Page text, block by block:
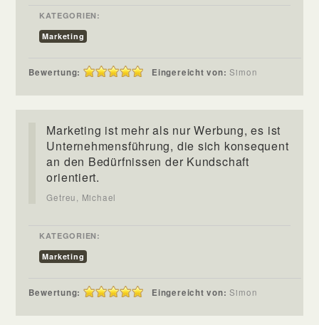
KATEGORIEN:
Marketing
Bewertung: Eingereicht von:Simon
Marketing ist mehr als nur Werbung, es ist
Unternehmensführung, die sich konsequent
an den Bedürfnissen der Kundschaft
orientiert.
Getreu, Michael
KATEGORIEN:
Marketing
Bewertung: Eingereicht von:Simon